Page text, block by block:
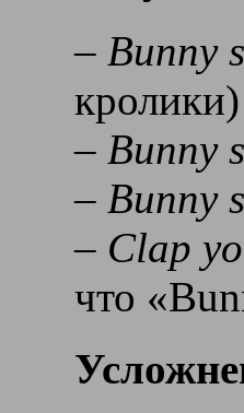
– Bunny
кролики)
– Bunny
– Bunny
– Clap
что